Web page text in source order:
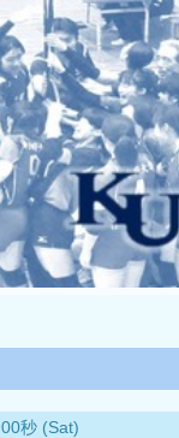
秒 (Sat)